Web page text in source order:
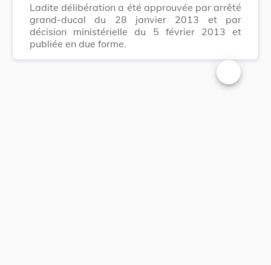
Ladite délibération a été approuvée par arrêté
grand-ducal du 28 janvier 2013 et par
décision ministérielle du 5 février 2013 et
publiée en due forme.
Changer la